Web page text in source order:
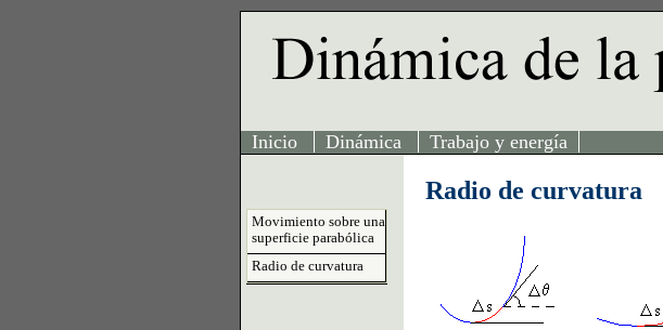
Inicio Dinámica Trabajo y energía
Movimiento sobre una
superficie parabólica
Radio de curvatura
Radio de curvatura